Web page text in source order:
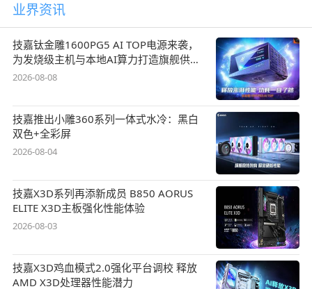
业界资讯
技嘉钛金雕1600PG5 AI TOP电源来袭，
为发烧级主机与本地AI算力打造旗舰供电
方案
2026-08-08
技嘉推出小雕360系列一体式水冷：黑白
双色+全彩屏
2026-08-04
技嘉X3D系列再添新成员 B850 AORUS
ELITE X3D主板强化性能体验
2026-08-03
技嘉X3D鸡血模式2.0强化平台调校 释放
AMD X3D处理器性能潜力